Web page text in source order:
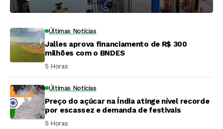
Últimas Notícias
Jalles aprova financiamento de R$ 300
milhões com o BNDES
5 Horas ⁮
Últimas Notícias
Preço do açúcar na Índia atinge nível recorde
por escassez e demanda de festivais
5 Horas ⁮